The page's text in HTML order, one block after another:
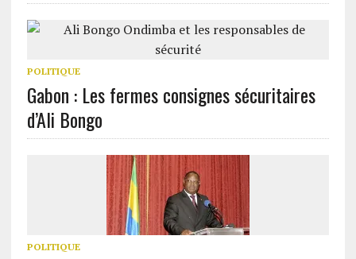
POLITIQUE
Gabon : Les fermes consignes sécuritaires
d’Ali Bongo
POLITIQUE